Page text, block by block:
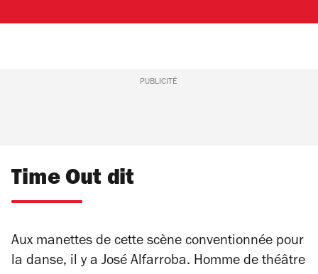
PUBLICITÉ
Time Out dit
Aux manettes de cette scène conventionnée pour
la danse, il y a José Alfarroba. Homme de théâtre